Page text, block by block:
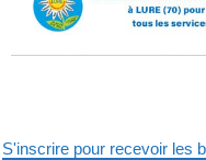
S'inscrire pour recevoir les